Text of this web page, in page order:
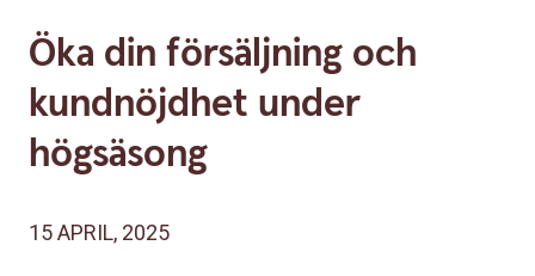
Öka din försäljning och
kundnöjdhet under
högsäsong
15 APRIL, 2025